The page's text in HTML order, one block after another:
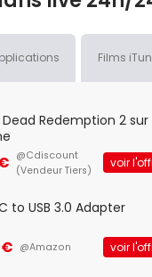
Films
Dead Redemption 2 sur
@Cdiscount
(Vendeur Tiers)
voir
to USB 3.0 Adapter
@Amazon voir